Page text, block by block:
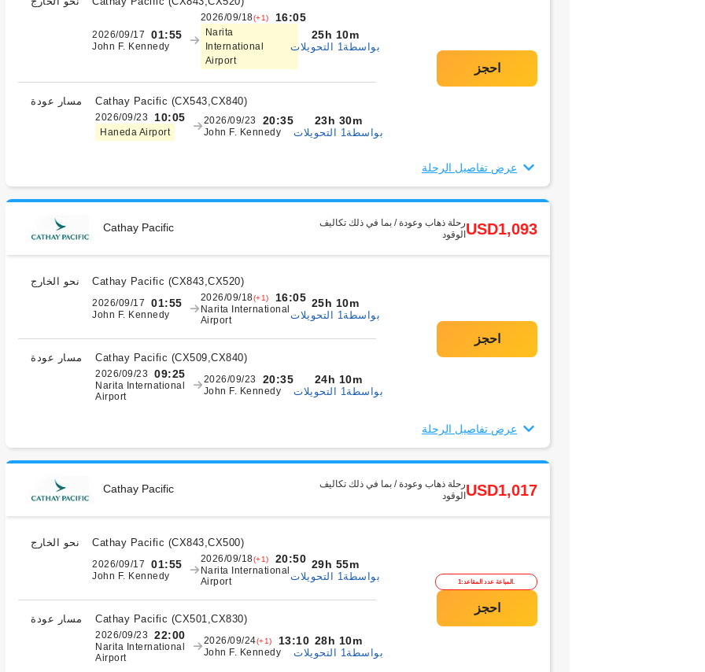
2026/09/17 01:55
John F. Kennedy
2026/09/18(+1) 16:05
Narita
International
Airport
25h 10m
بواسطة1 التحويلات
مسار عودة Cathay Pacific (CX543,CX840)
2026/09/23 10:05
Haneda Airport
2026/09/23 20:35
John F. Kennedy
23h 30m
بواسطة1 التحويلات
عرض تفاصيل الرحلة
Cathay Pacific
رحلة ذهاب وعودة / بما في ذلك تكاليف
الوقودUSD1,093
نحو الخارج Cathay Pacific (CX843,CX520)
2026/09/17 01:55
John F. Kennedy
2026/09/18(+1) 16:05
Narita International
Airport
25h 10m
بواسطة1 التحويلات
مسار عودة Cathay Pacific (CX509,CX840)
2026/09/23 09:25
Narita International
Airport
2026/09/23 20:35
John F. Kennedy
24h 10m
بواسطة1 التحويلات
عرض تفاصيل الرحلة
Cathay Pacific
رحلة ذهاب وعودة / بما في ذلك تكاليف
الوقودUSD1,017
نحو الخارج Cathay Pacific (CX843,CX500)
2026/09/17 01:55
John F. Kennedy
2026/09/18(+1) 20:50
Narita International
Airport
29h 55m
بواسطة1 التحويلات
مسار عودة Cathay Pacific (CX501,CX830)
2026/09/23 22:00
Narita International
Airport
2026/09/24(+1) 13:10
John F. Kennedy
28h 10m
بواسطة1 التحويلات
المباعة عدد المقاعد:1.